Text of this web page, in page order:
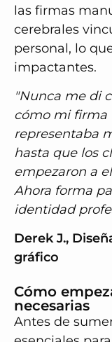
las firmas
cerebrales
personal, lo
impactantes.
"Nunca me di
cómo mi firma
representaba
hasta que los
empezaron a
Ahora forma
identidad
Derek J.,
gráfico
Cómo
necesarias
Antes de